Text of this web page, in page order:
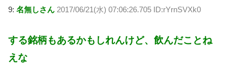
9: 名無しさん 2017/06/21(水) 07:06:26.705 ID:rYrnSVXk0
する銘柄もあるかもしれんけど、飲んだことね
えな